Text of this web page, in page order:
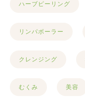
ハーブピーリング
リンパボーラー
クレンジング
むくみ 美容